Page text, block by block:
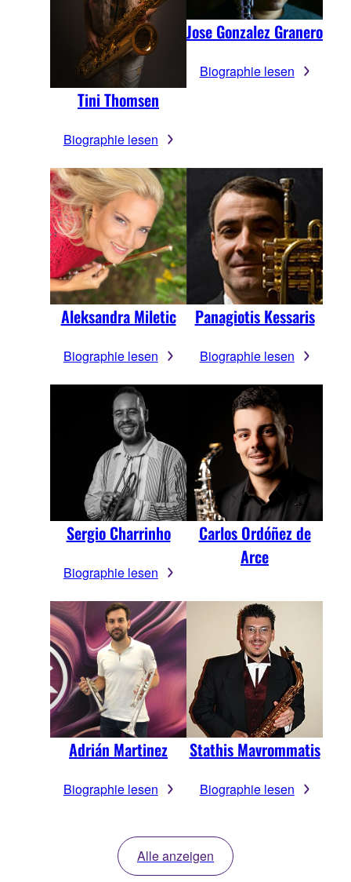
Tini Thomsen
Biographie lesen
Jose Gonzalez Granero
Biographie lesen
Aleksandra Miletic
Biographie lesen
Panagiotis Kessaris
Biographie lesen
Sergio Charrinho
Biographie lesen
Carlos Ordóñez de
Arce
Adrián Martinez
Biographie lesen
Stathis Mavrommatis
Biographie lesen
Alle anzeigen